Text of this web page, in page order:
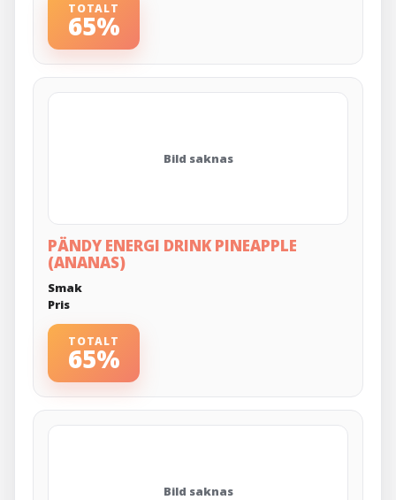
TOTALT
65%
Bild saknas
PÄNDY ENERGI DRINK PINEAPPLE
(ANANAS)
Smak
Pris
TOTALT
65%
Bild saknas